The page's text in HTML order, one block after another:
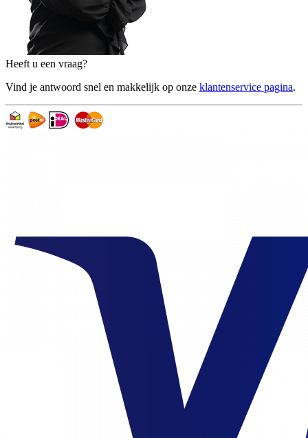
Heeft u een vraag?
Vind je antwoord snel en makkelijk op onze klantenservice pagina.